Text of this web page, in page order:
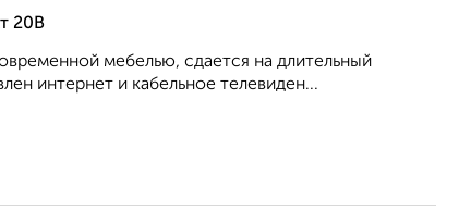
20В
мебелью, сдается на длительный
интернет и кабельное телевиден...